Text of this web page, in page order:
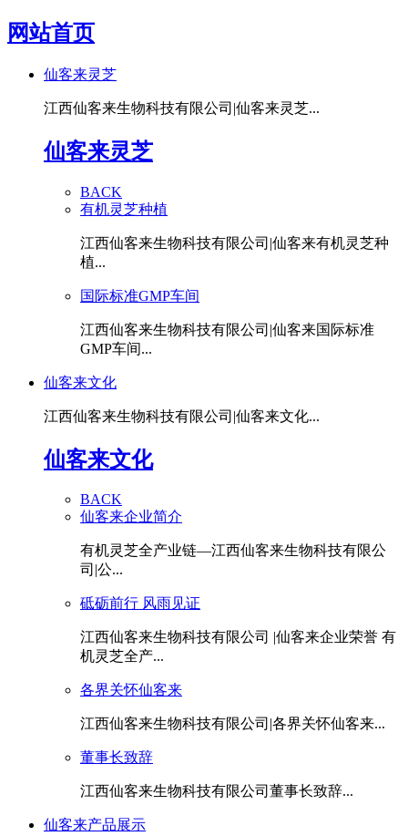
网站首页
仙客来灵芝
江西仙客来生物科技有限公司|仙客来灵芝...
仙客来灵芝
BACK
有机灵芝种植
江西仙客来生物科技有限公司|仙客来有机灵芝种
植...
国际标准GMP车间
江西仙客来生物科技有限公司|仙客来国际标准
GMP车间...
仙客来文化
江西仙客来生物科技有限公司|仙客来文化...
仙客来文化
BACK
仙客来企业简介
有机灵芝全产业链—江西仙客来生物科技有限公
司|公...
砥砺前行 风雨见证
江西仙客来生物科技有限公司 |仙客来企业荣誉 有
机灵芝全产...
各界关怀仙客来
江西仙客来生物科技有限公司|各界关怀仙客来...
董事长致辞
江西仙客来生物科技有限公司董事长致辞...
仙客来产品展示